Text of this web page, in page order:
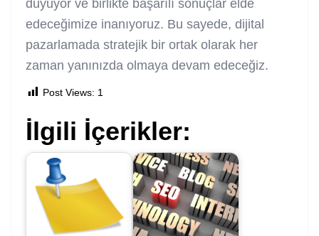
duyuyor ve birlikte başarılı sonuçlar elde
edeceğimize inanıyoruz. Bu sayede, dijital
pazarlamada stratejik bir ortak olarak her
zaman yanınızda olmaya devam edeceğiz.
Post Views: 1
İlgili İçerikler: